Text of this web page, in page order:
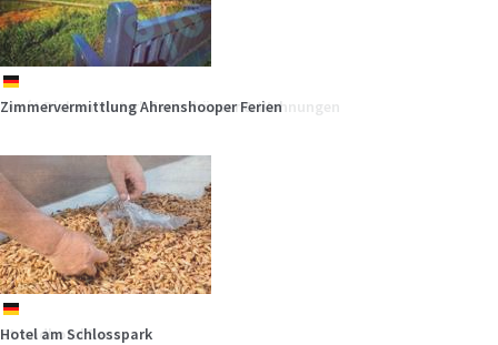
Ferien am Meer anders erleben. Eine der seltenen
Schiffsüberführungen sollten…
Kunst und Kultur reichen sich bei unserem Ferien am Meer Partner an
der Ostsee,…
de
Zimmervermittlung Ahrenshooper Ferien
de
Hotel am Schlosspark
de
"An´t Diek un Water" Ferienhäuser & Wohnungen
de
Strandhotel Bene
de
Ostseehotel Dierhagen
de
Hotel Aquantis
de
Strandhäuser am Leuchtturm
de
Gästehaus Uthörn
de
Ferienanlage ZUM KNIRK
de
Hotel Villa Weststrand
de
Hotel Inselfriede
de
Hotel Aquamarin
nl
NAUPAR - Nautische Partner